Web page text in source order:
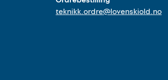
teknikk.ordre@lovenskiold.no